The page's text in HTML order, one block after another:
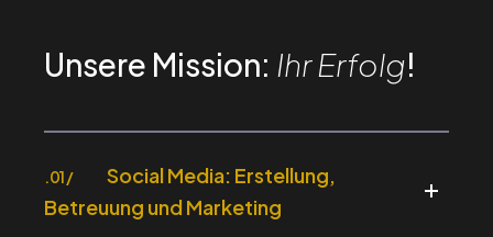
Unsere Mission: Ihr Erfolg!
.01 /
Social Media: Erstellung,
Betreuung und Marketing